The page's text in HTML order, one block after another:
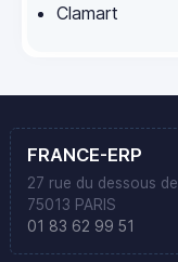
Clamart
FRANCE-ERP
27 rue du dessous
75013 PARIS
01 83 62 99 51